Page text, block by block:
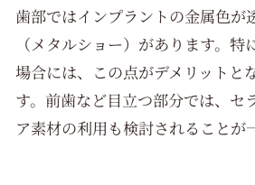
歯部ではインプラントの金属色が
（メタルショー）があります。特
場合には、この点がデメリットと
す。前歯など目立つ部分では、セ
ア素材の利用も検討されることが